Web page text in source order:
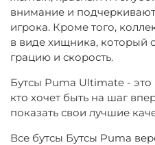
внимание и
игрока. Кроме того,
в виде хищника, который
грацию и скорость.
Бутсы Puma Ultimate -
кто хочет быть на шаг
показать свои лучшие
Все бутсы Бутсы Puma